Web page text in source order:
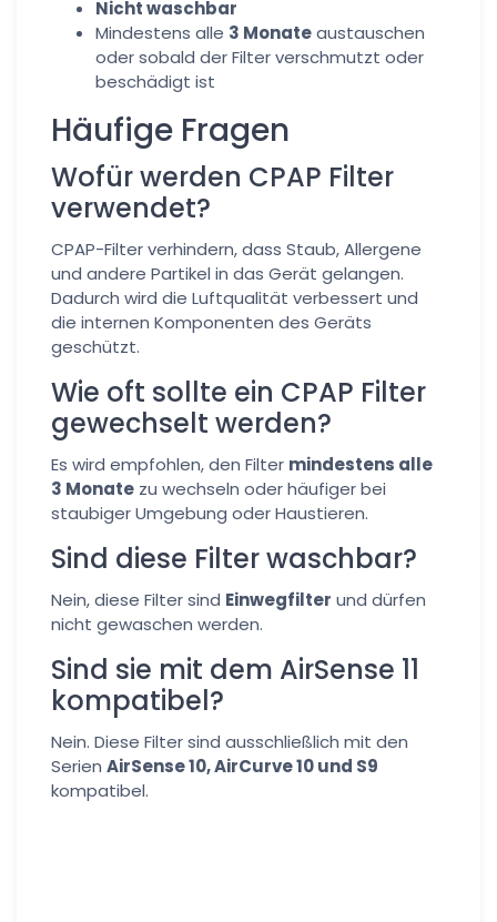
Nicht waschbar
Mindestens alle 3 Monateaustauschen
oder sobald der Filter verschmutzt oder
beschädigt ist
Häufige Fragen
Wofür werden CPAP Filter
verwendet?
CPAP-Filter verhindern, dass Staub, Allergene
und andere Partikel in das Gerät gelangen.
Dadurch wird die Luftqualität verbessert und
die internen Komponenten des Geräts
geschützt.
Wie oft sollte ein CPAP Filter
gewechselt werden?
Es wird empfohlen, den Filter mindestens alle
3 Monate zu wechseln oder häufiger bei
staubiger Umgebung oder Haustieren.
Sind diese Filter waschbar?
Nein, diese Filter sind Einwegfilter und dürfen
nicht gewaschen werden.
Sind sie mit dem AirSense 11
kompatibel?
Nein. Diese Filter sind ausschließlich mit den
Serien AirSense 10, AirCurve 10 und S9
kompatibel.